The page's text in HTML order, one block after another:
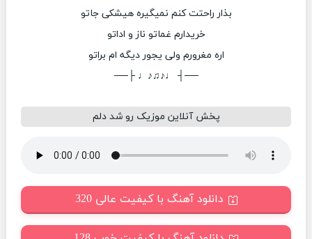
بذار راحتت کنم نمیگیره هیشکی جاتو
خریدارم غماتو ناز و اداتو
اره مغرورم ولی یجور دیگه ام براتو
──┤ ♩♪♫♪♩ ├──
پخش آنلاین موزیک رو شد دلم
دانلود آهنگ با کیفیت عالی 320